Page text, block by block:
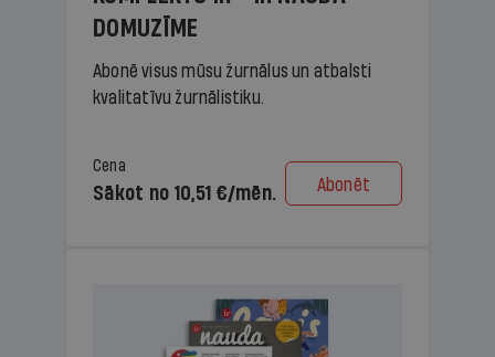
DOMUZĪME
Abonē visus mūsu žurnālus un atbalsti
kvalitatīvu žurnālistiku.
Cena
Sākot no 10,51 €/mēn. Abonēt